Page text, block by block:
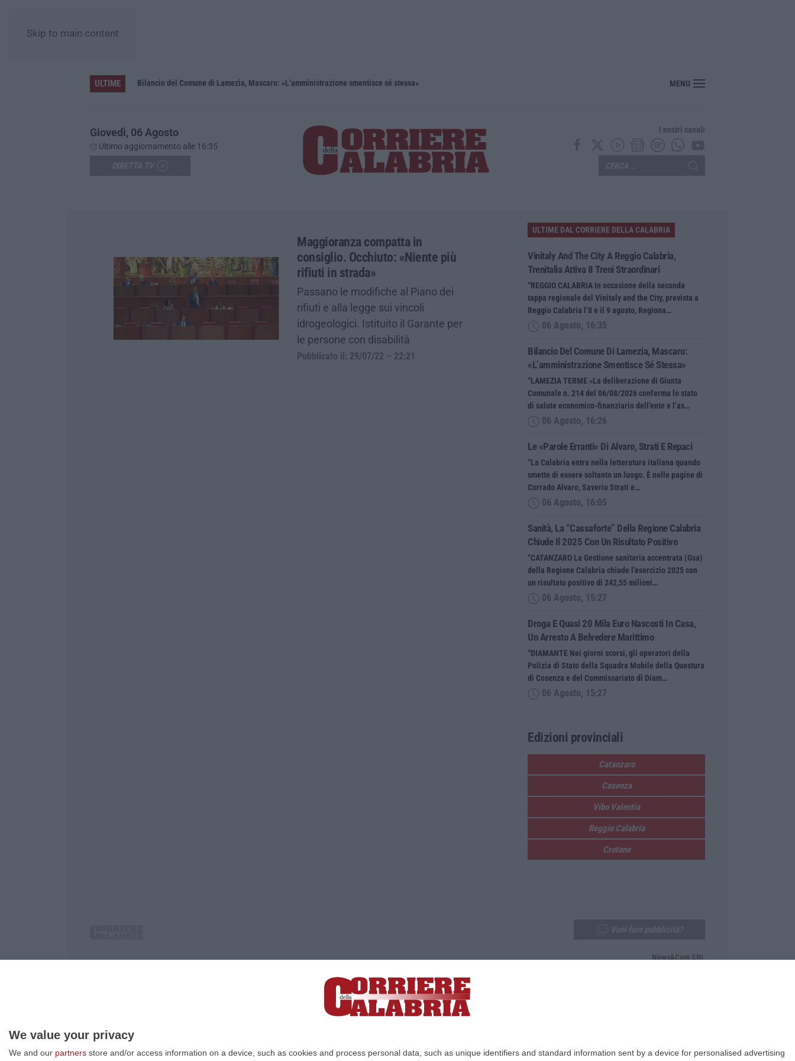
We value your privacy
We and our partners store and/or access information on a device, such as cookies and process personal data, such as unique identifiers and standard information sent by a device for personalised advertising
Skip to main content
ULTIME Bilancio del Comune di Lamezia, Mascaro: «L’amministrazione smentisce sé stessa» MENU
Giovedì, 06 Agosto
Ultimo aggiornamento alle 16:35
I nostri canali
Maggioranza compatta in
consiglio. Occhiuto: «Niente più
rifiuti in strada»
Passano le modifiche al Piano dei
rifiuti e alla legge sui vincoli
idrogeologici. Istituito il Garante per
le persone con disabilità
Pubblicato il: 29/07/22 – 22:21
ULTIME DAL CORRIERE DELLA CALABRIA
Vinitaly And The City A Reggio Calabria,
Trenitalia Attiva 8 Treni Straordinari
“REGGIO CALABRIA In occasione della seconda
tappa regionale del Vinitaly and the City, prevista a
Reggio Calabria l’8 e il 9 agosto, Regiona…
06 Agosto, 16:35
Bilancio Del Comune Di Lamezia, Mascaro:
«L’amministrazione Smentisce Sé Stessa»
“LAMEZIA TERME «La deliberazione di Giunta
Comunale n. 214 del 06/08/2026 conferma lo stato
di salute economico-finanziario dell’ente e l’as…
06 Agosto, 16:26
Le «parole Erranti» Di Alvaro, Strati E Repaci
“La Calabria entra nella letteratura italiana quando
smette di essere soltanto un luogo. È nelle pagine di
Corrado Alvaro, Saverio Strati e…
06 Agosto, 16:05
Sanità, La “cassaforte” Della Regione Calabria
Chiude Il 2025 Con Un Risultato Positivo
“CATANZARO La Gestione sanitaria accentrata (Gsa)
della Regione Calabria chiude l’esercizio 2025 con
un risultato positivo di 242,55 milioni…
06 Agosto, 15:27
Droga E Quasi 20 Mila Euro Nascosti In Casa,
Un Arresto A Belvedere Marittimo
“DIAMANTE Nei giorni scorsi, gli operatori della
Polizia di Stato della Squadra Mobile della Questura
di Cosenza e del Commissariato di Diam…
06 Agosto, 15:27
Edizioni provinciali
Catanzaro
Cosenza
Vibo Valentia
Reggio Calabria
Crotone
P.IVA. 03199620794, Via del mare 6/G, S.Eufemia, Lamezia Terme (CZ)
Iscrizione tribunale di Lamezia Terme 5/2011 - Direttore responsabile Paola Militano |Privacy
News&Com SRL